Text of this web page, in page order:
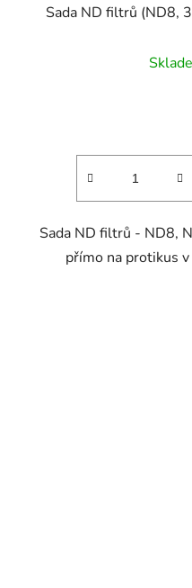
Sada ND filtrů (ND8,
Sada ND filtrů - ND8,
přímo na protikus